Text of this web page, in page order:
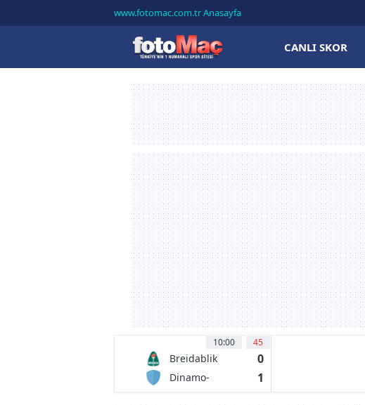
www.fotomac.com.tr Anasayfa
CANLI SKOR
10:00 45
Breidablik
Kopavogur
0
Dinamo-
1